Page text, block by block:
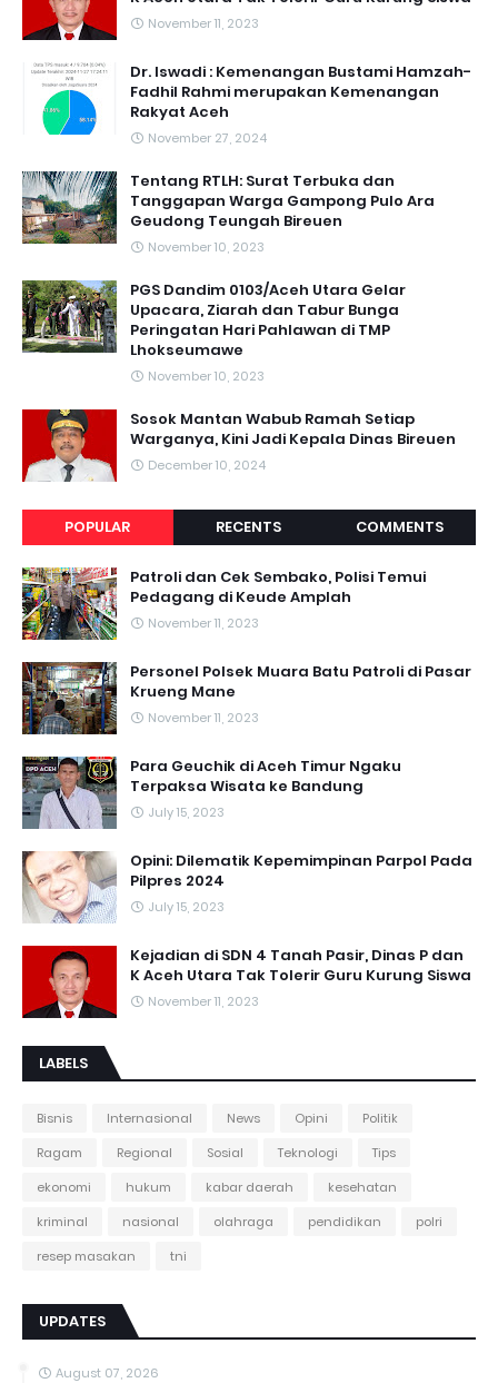
November 11, 2023
Dr. Iswadi : Kemenangan Bustami Hamzah-
Fadhil Rahmi merupakan Kemenangan
Rakyat Aceh
November 27, 2024
Tentang RTLH: Surat Terbuka dan
Tanggapan Warga Gampong Pulo Ara
Geudong Teungah Bireuen
November 10, 2023
PGS Dandim 0103/Aceh Utara Gelar
Upacara, Ziarah dan Tabur Bunga
Peringatan Hari Pahlawan di TMP
Lhokseumawe
November 10, 2023
Sosok Mantan Wabub Ramah Setiap
Warganya, Kini Jadi Kepala Dinas Bireuen
December 10, 2024
POPULAR RECENTS COMMENTS
Patroli dan Cek Sembako, Polisi Temui
Pedagang di Keude Amplah
November 11, 2023
Personel Polsek Muara Batu Patroli di Pasar
Krueng Mane
November 11, 2023
Para Geuchik di Aceh Timur Ngaku
Terpaksa Wisata ke Bandung
July 15, 2023
Opini: Dilematik Kepemimpinan Parpol Pada
Pilpres 2024
July 15, 2023
Kejadian di SDN 4 Tanah Pasir, Dinas P dan
K Aceh Utara Tak Tolerir Guru Kurung Siswa
November 11, 2023
LABELS
Bisnis Internasional News Opini
Politik
Ragam
Regional Sosial Teknologi
Tips
ekonomi
hukum kabar daerah
kesehatan
kriminal
nasional olahraga pendidikan
polri
resep masakan
tni
UPDATES
August 07, 2026